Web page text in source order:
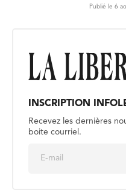
Publié le 6
INSCRIPTION
Recevez les dernières
boite courriel.